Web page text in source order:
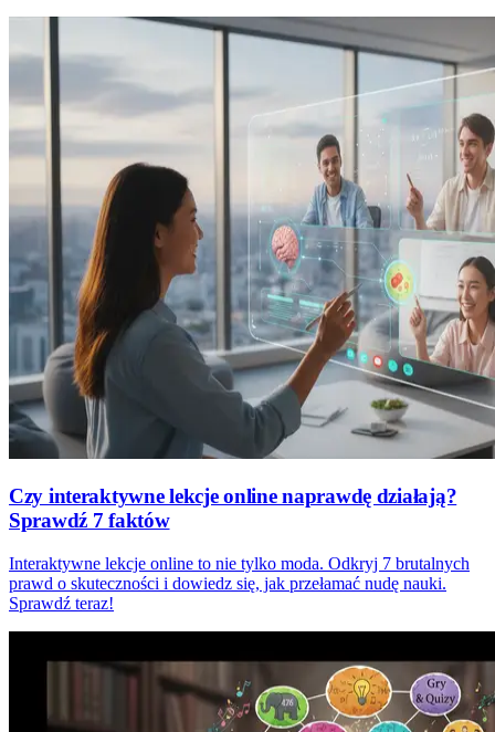
Czy interaktywne lekcje online naprawdę działają?
Sprawdź 7 faktów
Interaktywne lekcje online to nie tylko moda. Odkryj 7 brutalnych
prawd o skuteczności i dowiedz się, jak przełamać nudę nauki.
Sprawdź teraz!